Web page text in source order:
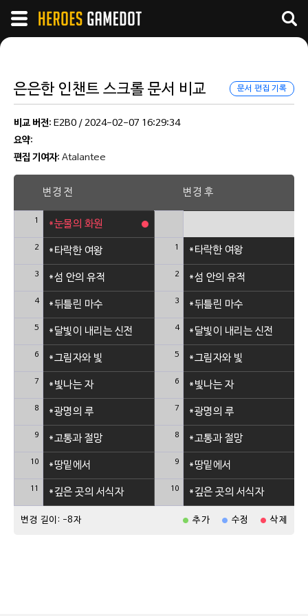
은은한 인챈트 스크롤 문서 비교 문서 편집 기록
비교 버전: E2B0 / 2024-02-07 16:29:34
요약:
편집 기여자: Atalantee
변경 전 변경 후
1 *눈물의 화원
2 *타락한 여왕 1 *타락한 여왕
3 *섬 안의 유적 2 *섬 안의 유적
4 *뒤틀린 마수 3 *뒤틀린 마수
5 *달빛이 내리는 신전 4 *달빛이 내리는 신전
6 *그림자와 빛 5 *그림자와 빛
7 *빛나는 자 6 *빛나는 자
8 *광명의 루 7 *광명의 루
9 *고통과 절망 8 *고통과 절망
10 *땅밑에서 9 *땅밑에서
11 *깊은 곳의 서식자 10 *깊은 곳의 서식자
변경 길이: -8자 추가 수정 삭제